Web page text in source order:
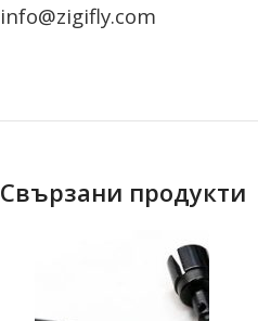
info@zigifly.com
Свързани продукти